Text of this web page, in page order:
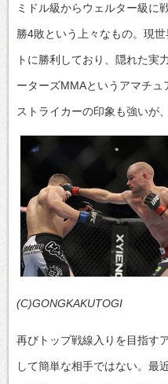
ミドル級からウェルター級に
勝4敗という上々なもの。現
トに勝利しており、隠れた実
ーターズMMAというアマチュ
ストライカーの印象も強いが
(C)GONGKAKUTOGI
再びトップ戦線入りを目指す
して簡単な相手ではない。最